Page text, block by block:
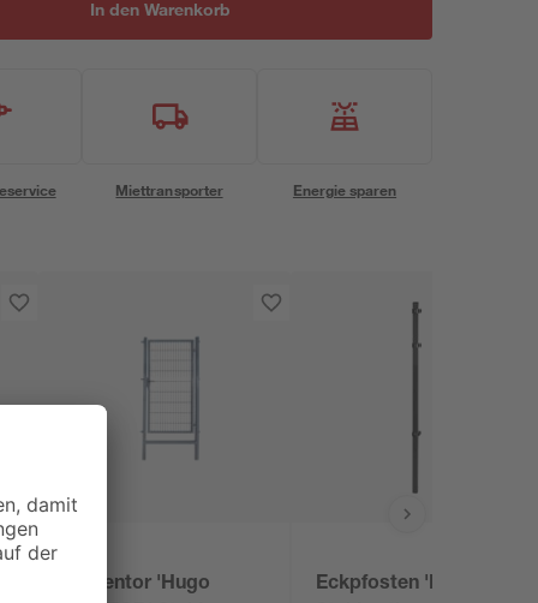
In den Warenkorb
Miettransporter Energie sparen
Gartentor 'Hugo
Eckpfosten 'Ivar'